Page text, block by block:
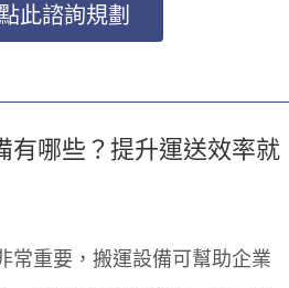
此諮詢規劃
有哪些？提升運送效率就
常重要，搬運設備可幫助企業